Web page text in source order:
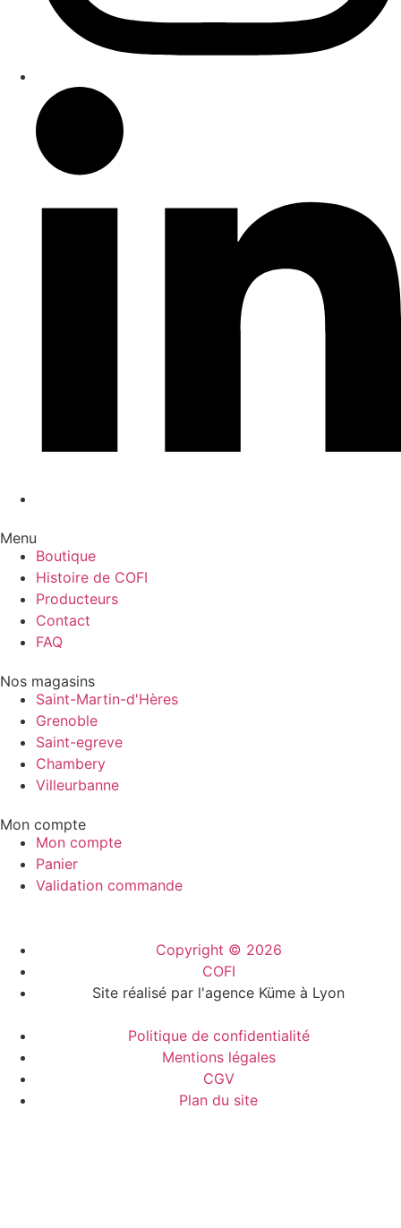
Menu
Boutique
Histoire de COFI
Producteurs
Contact
FAQ
Nos magasins
Saint-Martin-d'Hères
Grenoble
Saint-egreve
Chambery
Villeurbanne
Mon compte
Mon compte
Panier
Validation commande
Copyright © 2026
COFI
Site réalisé par l'agence Küme à Lyon
Politique de confidentialité
Mentions légales
CGV
Plan du site